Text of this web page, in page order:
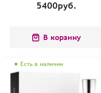
5400руб.
В корзину
Есть в наличии